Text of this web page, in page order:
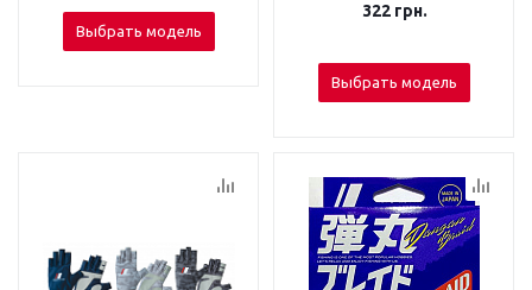
Выбрать модель
322грн.
Выбрать модель